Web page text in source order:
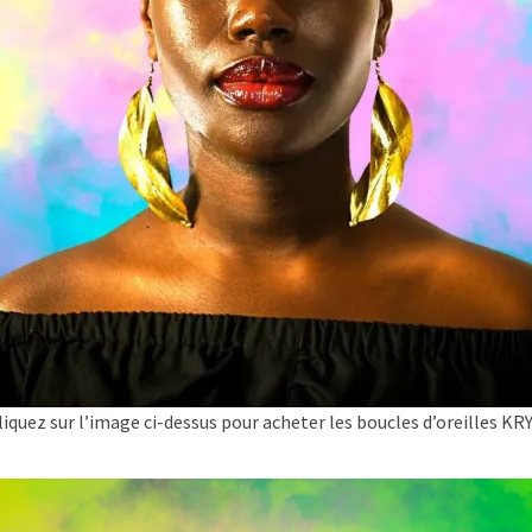
sur l’image ci-dessus pour acheter les boucles d’oreilles